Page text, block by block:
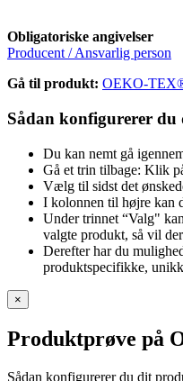
Obligatoriske angivelser
Producent / Ansvarlig person
Gå til produkt: OEKO-
Sådan konfigurerer
Du kan nemt gå
Gå et trin tilbage: Klik
Vælg til sidst det
I kolonnen til højre kan
Under trinnet “Valg"
valgte produkt, så vil
Derefter har du
produktspecifikke,
×
Produktprøve på
Sådan konfigurerer du dit